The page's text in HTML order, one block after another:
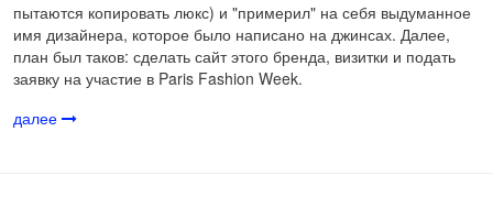
пытаются копировать люкс) и "примерил" на себя выдуманное
имя дизайнера, которое было написано на джинсах. Далее,
план был таков: сделать сайт этого бренда, визитки и подать
заявку на участие в Paris Fashion Week.
далее